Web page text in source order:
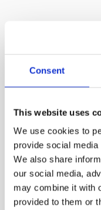
Consent
This website uses
We use cookies to
provide social
We also share
our social media,
may combine it with
provided to them or
Отлично!
Можно и